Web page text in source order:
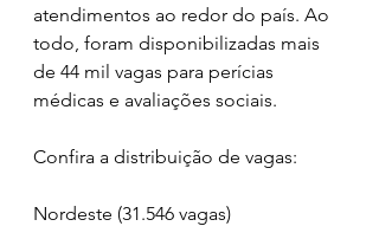
atendimentos ao redor do país. Ao
todo, foram disponibilizadas mais
de 44 mil vagas para perícias
médicas e avaliações sociais.
Confira a distribuição de vagas:
Nordeste (31.546 vagas)